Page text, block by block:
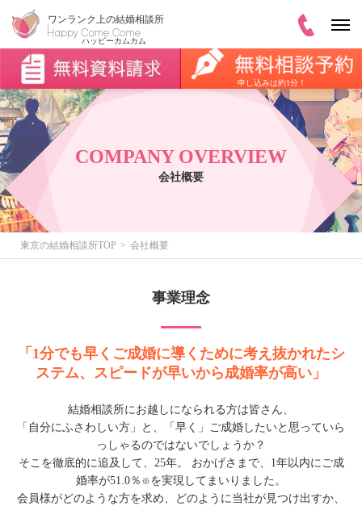
申し込みは約1分！
COMPANY OVERVIEW
会社概要
東京の結婚相談所TOP 会社概要
事業理念
「1分でも早くご成婚に導くために考え抜かれたシ
ステム、スピードが早いから成婚率が高い」
結婚相談所にお越しになられる方は皆さん、
「自分にふさわしい方」と、「早く」ご成婚したいと思っていら
っしゃるのではないでしょうか？
そこを徹底的に追及して、25年。 おかげさまで、1年以内にご成
婚率が51.0％ ※を実現してまいりました。
会員様がどのような方を求め、どのように当社が見つけ出すか、